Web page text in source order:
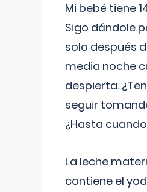
Mi bebé tiene
Sigo dándole
solo después
media noche
despierta.
seguir
¿Hasta
La leche
contiene el